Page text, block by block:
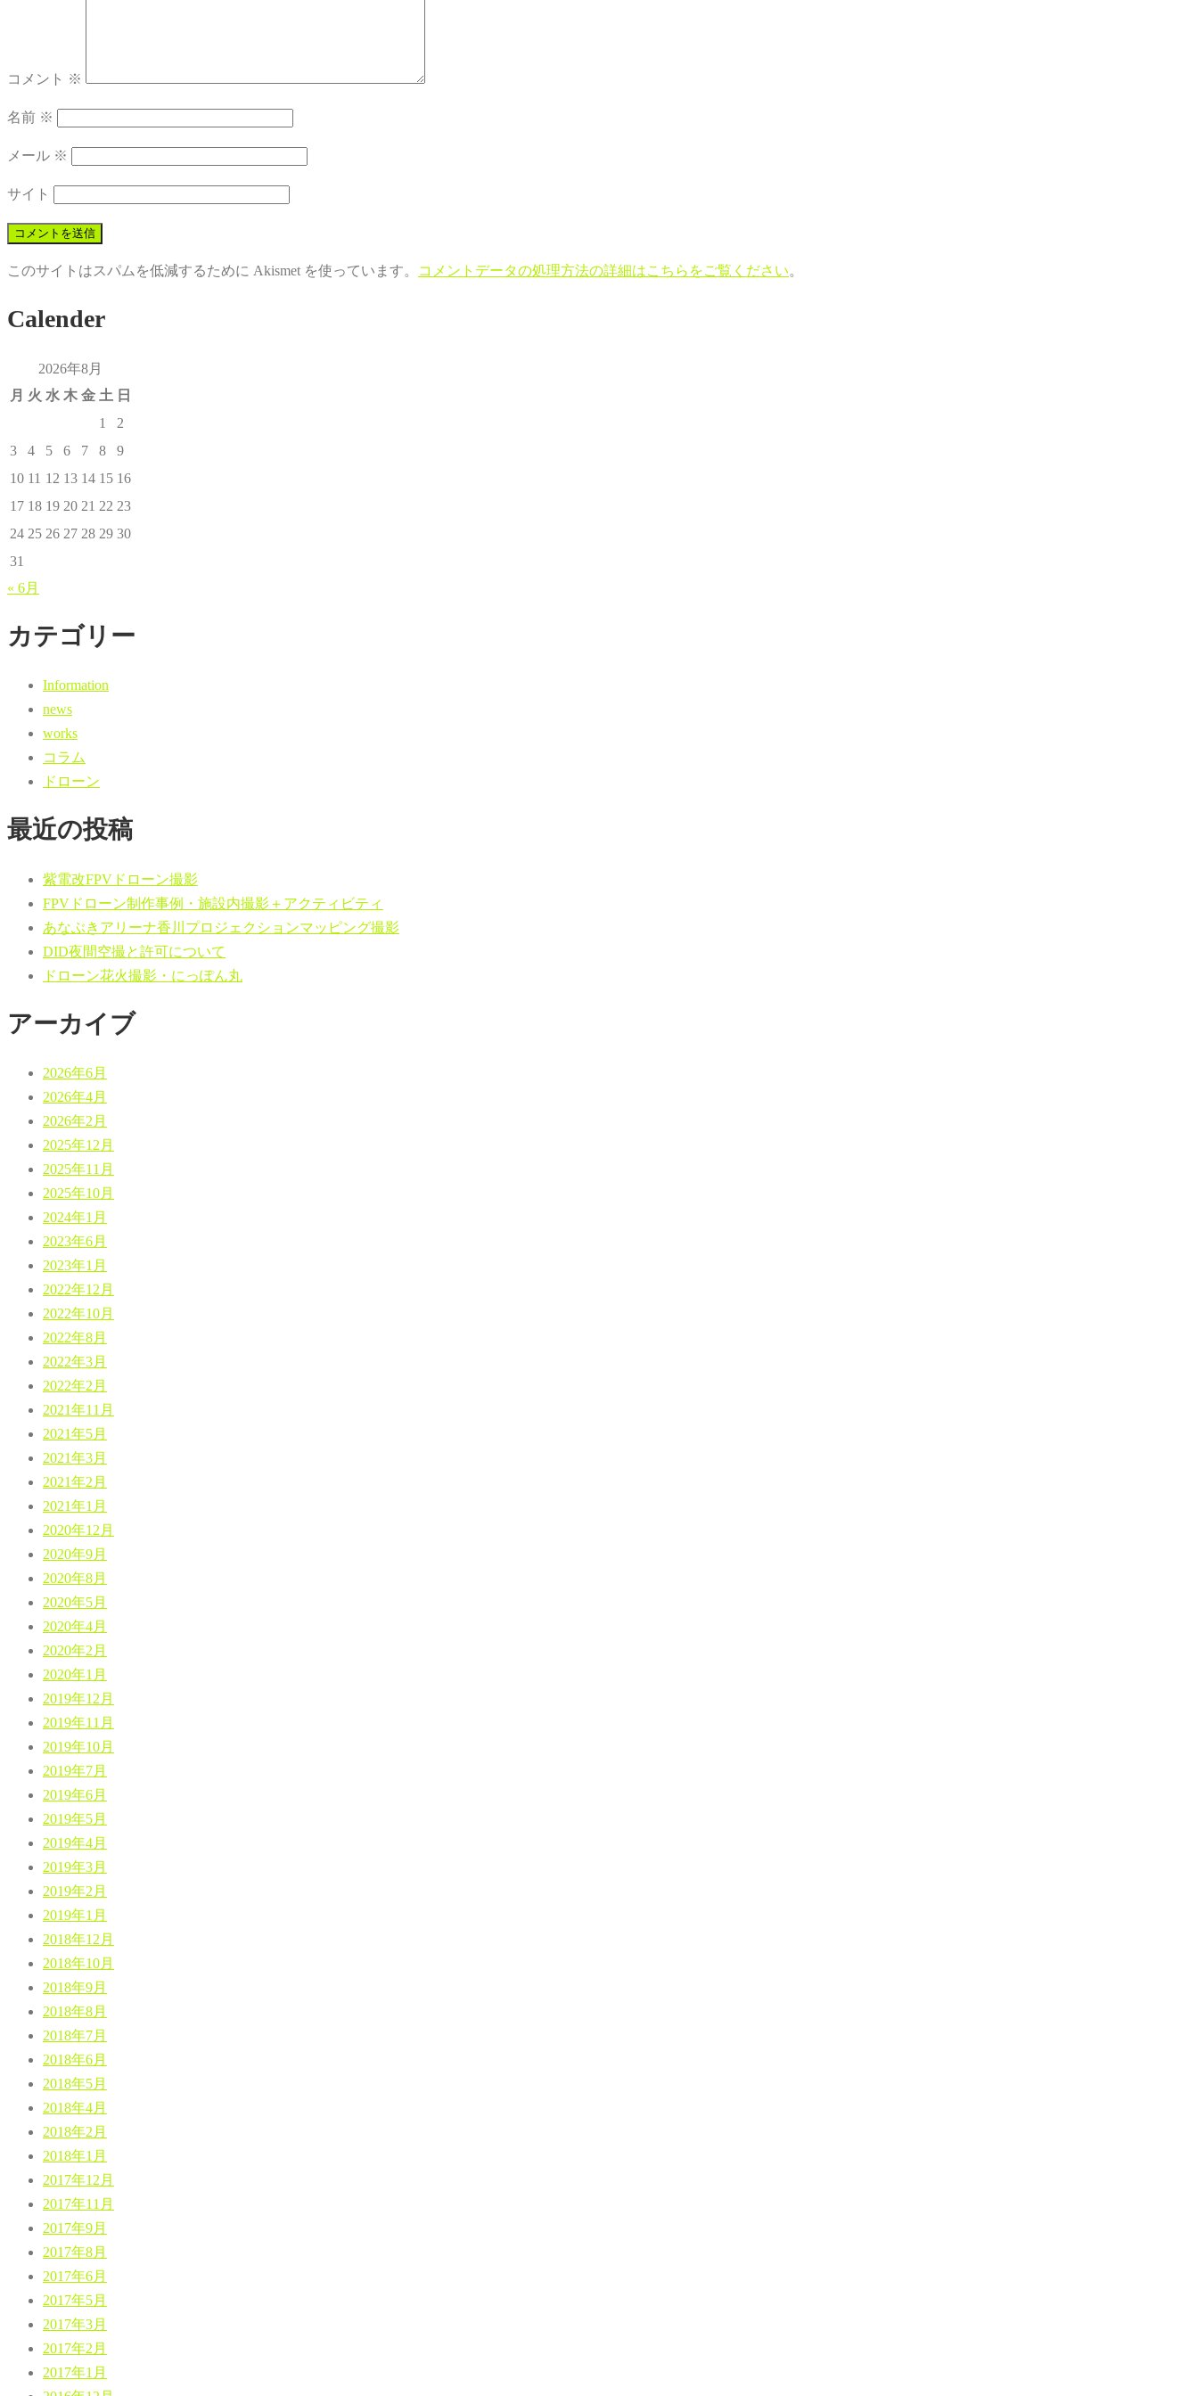
コメント ※
名前 ※
メール ※
サイト
このサイトはスパムを低減するために Akismet を使っています。 コメントデータの処理方法の詳細はこちらをご覧ください。
Calender
2026年8月
月 火 水 木 金 土 日
1
2
3
4 5 6 7 8
9
10 11 12 13 14 15 16
17 18 19 20 21 22 23
24 25 26 27 28 29 30
31
« 6月
カテゴリー
Information
news
works
コラム
ドローン
最近の投稿
紫電改FPVドローン撮影
FPVドローン制作事例・施設内撮影＋アクティビティ
あなぶきアリーナ香川プロジェクションマッピング撮影
DID夜間空撮と許可について
ドローン花火撮影・にっぽん丸
アーカイブ
2026年6月
2026年4月
2026年2月
2025年12月
2025年11月
2025年10月
2024年1月
2023年6月
2023年1月
2022年12月
2022年10月
2022年8月
2022年3月
2022年2月
2021年11月
2021年5月
2021年3月
2021年2月
2021年1月
2020年12月
2020年9月
2020年8月
2020年5月
2020年4月
2020年2月
2020年1月
2019年12月
2019年11月
2019年10月
2019年7月
2019年6月
2019年5月
2019年4月
2019年3月
2019年2月
2019年1月
2018年12月
2018年10月
2018年9月
2018年8月
2018年7月
2018年6月
2018年5月
2018年4月
2018年2月
2018年1月
2017年12月
2017年11月
2017年9月
2017年8月
2017年6月
2017年5月
2017年3月
2017年2月
2017年1月